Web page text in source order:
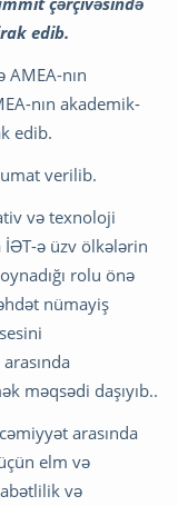
edib.
nın
nın akademik-
edib.
verilib.
və texnoloji
İƏT-ə üzv ölkələrin
rolu önə
nümayiş
məqsədi daşıyıb..
arasında
elm və
və